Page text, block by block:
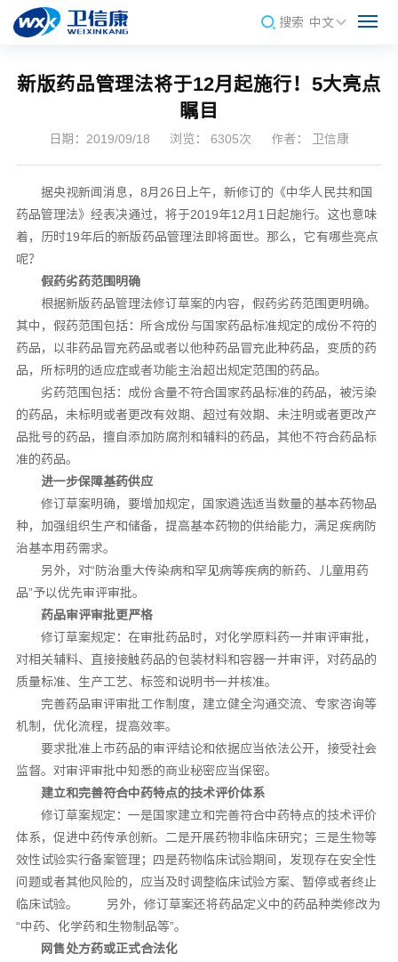
搜索 中文
新版药品管理法将于12月起施行！5大亮点
瞩目
日期：2019/09/18 浏览： 6305次 作者： 卫信康
据央视新闻消息，8月26日上午，新修订的《中华人民共和国
药品管理法》经表决通过，将于2019年12月1日起施行。这也意味
着，历时19年后的新版药品管理法即将面世。那么，它有哪些亮点
呢？
假药劣药范围明确
根据新版药品管理法修订草案的内容，假药劣药范围更明确。
其中，假药范围包括：所含成份与国家药品标准规定的成份不符的
药品，以非药品冒充药品或者以他种药品冒充此种药品，变质的药
品，所标明的适应症或者功能主治超出规定范围的药品。
劣药范围包括：成份含量不符合国家药品标准的药品，被污染
的药品，未标明或者更改有效期、超过有效期、未注明或者更改产
品批号的药品，擅自添加防腐剂和辅料的药品，其他不符合药品标
准的药品。
进一步保障基药供应
修订草案明确，要增加规定，国家遴选适当数量的基本药物品
种，加强组织生产和储备，提高基本药物的供给能力，满足疾病防
治基本用药需求。
另外，对“防治重大传染病和罕见病等疾病的新药、儿童用药
品”予以优先审评审批。
药品审评审批更严格
修订草案规定：在审批药品时，对化学原料药一并审评审批，
对相关辅料、直接接触药品的包装材料和容器一并审评，对药品的
质量标准、生产工艺、标签和说明书一并核准。
完善药品审评审批工作制度，建立健全沟通交流、专家咨询等
机制，优化流程，提高效率。
要求批准上市药品的审评结论和依据应当依法公开，接受社会
监督。对审评审批中知悉的商业秘密应当保密。
建立和完善符合中药特点的技术评价体系
修订草案规定：一是国家建立和完善符合中药特点的技术评价
体系，促进中药传承创新。二是开展药物非临床研究；三是生物等
效性试验实行备案管理；四是药物临床试验期间，发现存在安全性
问题或者其他风险的，应当及时调整临床试验方案、暂停或者终止
临床试验。 另外，修订草案还将药品定义中的药品种类修改为
“中药、化学药和生物制品等”。
网售处方药或正式合法化